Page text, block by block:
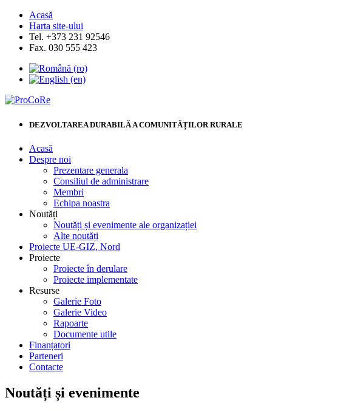
Acasă
Harta site-ului
Tel. +373 231 92546
Fax. 030 555 423
DEZVOLTAREA DURABILĂ A COMUNITĂȚILOR RURALE
Acasă
Despre noi
Prezentare generala
Consiliul de administrare
Membri
Echipa noastra
Noutăți
Noutăți și evenimente ale organizației
Alte noutăți
Proiecte UE-GIZ, Nord
Proiecte
Proiecte în derulare
Proiecte implementate
Resurse
Galerie Foto
Galerie Video
Rapoarte
Documente utile
Finanțatori
Parteneri
Contacte
Noutăți și evenimente